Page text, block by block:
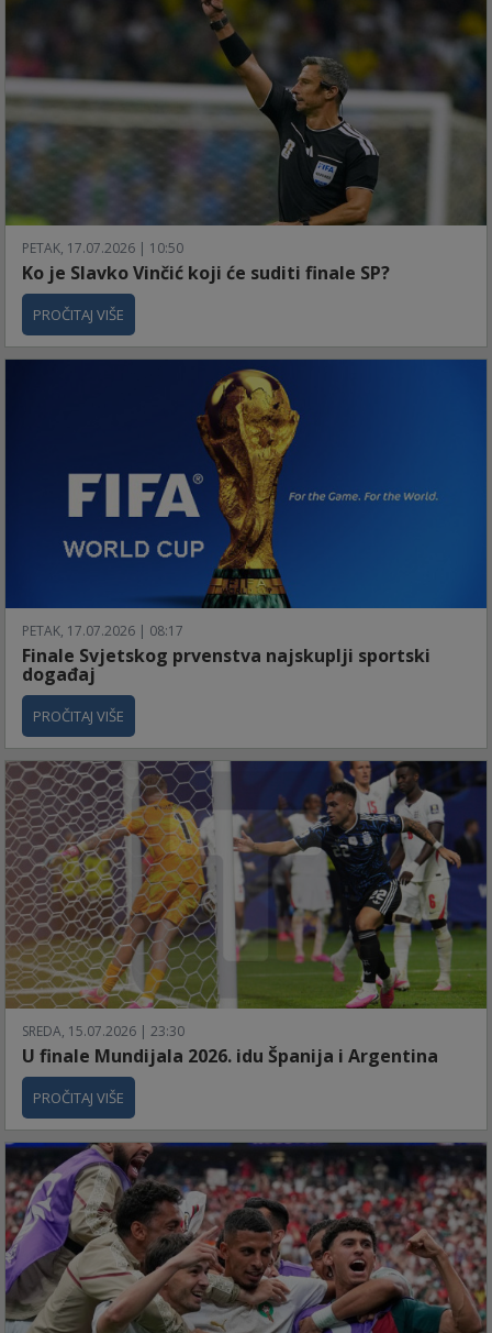
PETAK, 17.07.2026 | 10:50
Ko je Slavko Vinčić koji će suditi finale SP?
PROČITAJ VIŠE
PETAK, 17.07.2026 | 08:17
Finale Svjetskog prvenstva najskuplji sportski
događaj
PROČITAJ VIŠE
SREDA, 15.07.2026 | 23:30
U finale Mundijala 2026. idu Španija i Argentina
PROČITAJ VIŠE